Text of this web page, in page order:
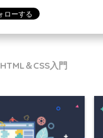
HTML＆CSS入門